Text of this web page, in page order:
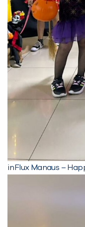
inFlux Manaus –